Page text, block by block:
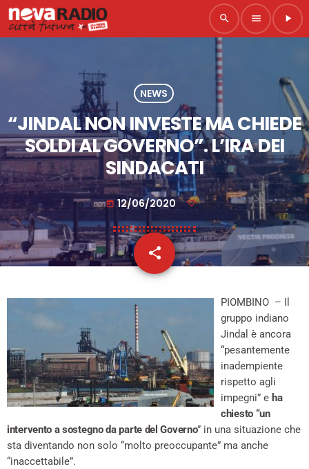
search menu play_arrow
NEWS
“JINDAL NON INVESTE MA CHIEDE
SOLDI AL GOVERNO”. L’IRA DEI
SINDACATI
today 12/06/2020
share
email
PIOMBINO – Il
gruppo indiano
Jindal è ancora
“pesantemente
inadempiente
rispetto agli
impegni” e ha
chiesto “un
intervento a sostegno da parte del Governo” in una situazione che
sta diventando non solo “molto preoccupante” ma anche
“inaccettabile”.